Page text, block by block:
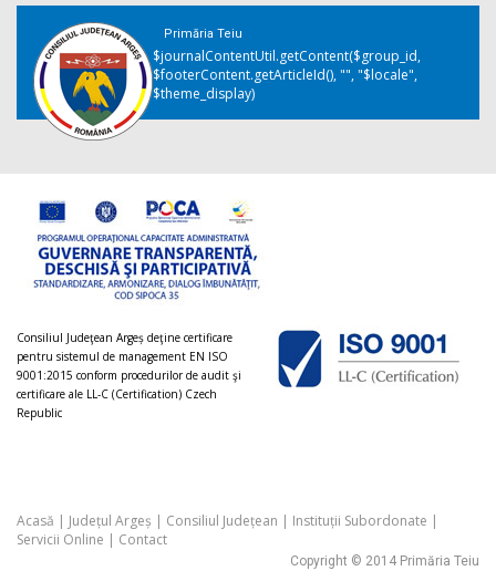
Primăria Teiu
$journalContentUtil.getContent($group_id,
$footerContent.getArticleId(), "", "$locale",
$theme_display)
Consiliul Judeţean Argeș deţine certificare
pentru sistemul de management EN ISO
9001:2015 conform procedurilor de audit şi
certificare ale LL-C (Certification) Czech
Republic
Acasă | Județul Argeș | Consiliul Județean | Instituții Subordonate |
Servicii Online | Contact
Copyright © 2014 Primăria Teiu